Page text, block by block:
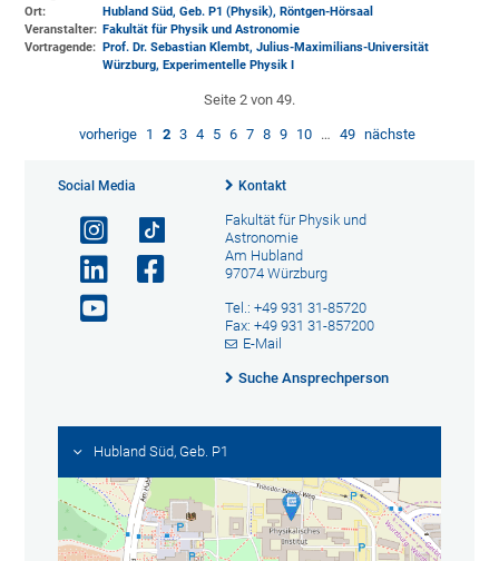
Ort:
Hubland Süd, Geb. P1 (Physik), Röntgen-Hörsaal
Veranstalter: Fakultät für Physik und Astronomie
Vortragende: Prof. Dr. Sebastian Klembt, Julius-Maximilians-Universität
Würzburg, Experimentelle Physik I
Seite 2 von 49.
vorherige 1 2 3 4 5 6 7 8 9 10 … 49 nächste
Social Media Kontakt
Fakultät für Physik und
Astronomie
Am Hubland
97074 Würzburg
Tel.: +49 931 31-85720
Fax: +49 931 31-857200
E-Mail
Suche Ansprechperson
Hubland Süd, Geb. P1